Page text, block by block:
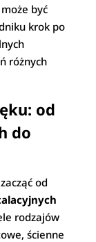
być
krok po
różnych
od
do
od
rodzajów
ścienne